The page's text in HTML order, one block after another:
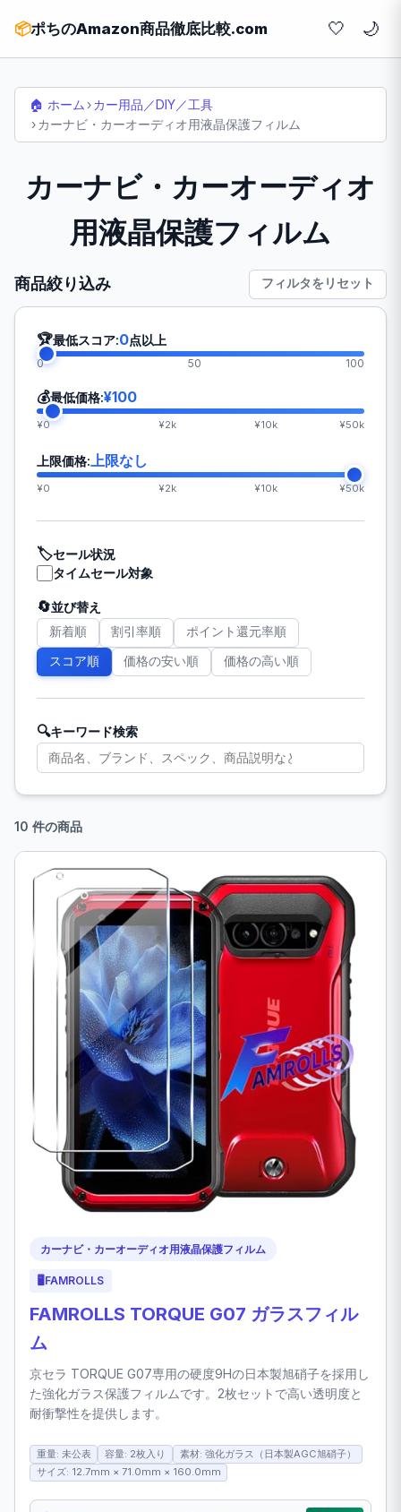
📦ポちのAmazon商品徹底比較.com 🤍
🏠 ホーム ›カー用品／DIY／工具
› カーナビ・カーオーディオ用液晶保護フィルム
カーナビ・カーオーディオ
用液晶保護フィルム
商品絞り込み フィルタをリセット
🏆最低スコア:0点以上
0 50 100
💰最低価格:¥100
¥0 ¥2k ¥10k ¥50k
上限価格: 上限なし
¥0 ¥2k ¥10k ¥50k
🏷️セール状況
タイムセール対象
🔄並び替え
新着順 割引率順 ポイント還元率順
スコア順 価格の安い順 価格の高い順
🔍キーワード検索
10 件の商品
カーナビ・カーオーディオ用液晶保護フィルム
🖥️ FAMROLLS
FAMROLLS TORQUE G07 ガラスフィル
ム
京セラ TORQUE G07専用の硬度9Hの日本製旭硝子を採用し
た強化ガラス保護フィルムです。2枚セットで高い透明度と
耐衝撃性を提供します。
重量: 未公表 容量: 2枚入り
素材: 強化ガラス（日本製AGC旭硝子）
サイズ: 12.7mm × 71.0mm × 160.0mm